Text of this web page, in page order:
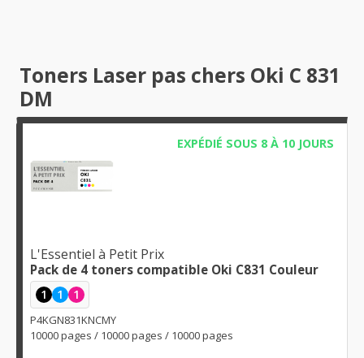
Toners Laser pas chers Oki C 831
DM
EXPÉDIÉ SOUS 8 À 10 JOURS
L'Essentiel à Petit Prix
Pack de 4 toners compatible Oki C831 Couleur
1 1 1
P4KGN831KNCMY
10000 pages / 10000 pages / 10000 pages